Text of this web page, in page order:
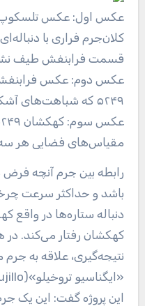
عکس اول: عکس تلسکوپ
کلان‌جرم فراری با
قسمت فرابنفش طیف
۵۲۴۹ که شباهت‌های آشکاری را نشان می‌دهد
عکس سوم: کهکشان IC ۵۲۴۹ در بخش مرئی طیف
مقیاس‌های فضایی هر
رابطه بین جرم آنچه
باشد و حداکثر سرعت
دنباله ستاره‌ها در واقع
کهکشان رفتار می‌کند. در
نتیجه‌گیری، علاقه به
این پروژه گفت: این یک